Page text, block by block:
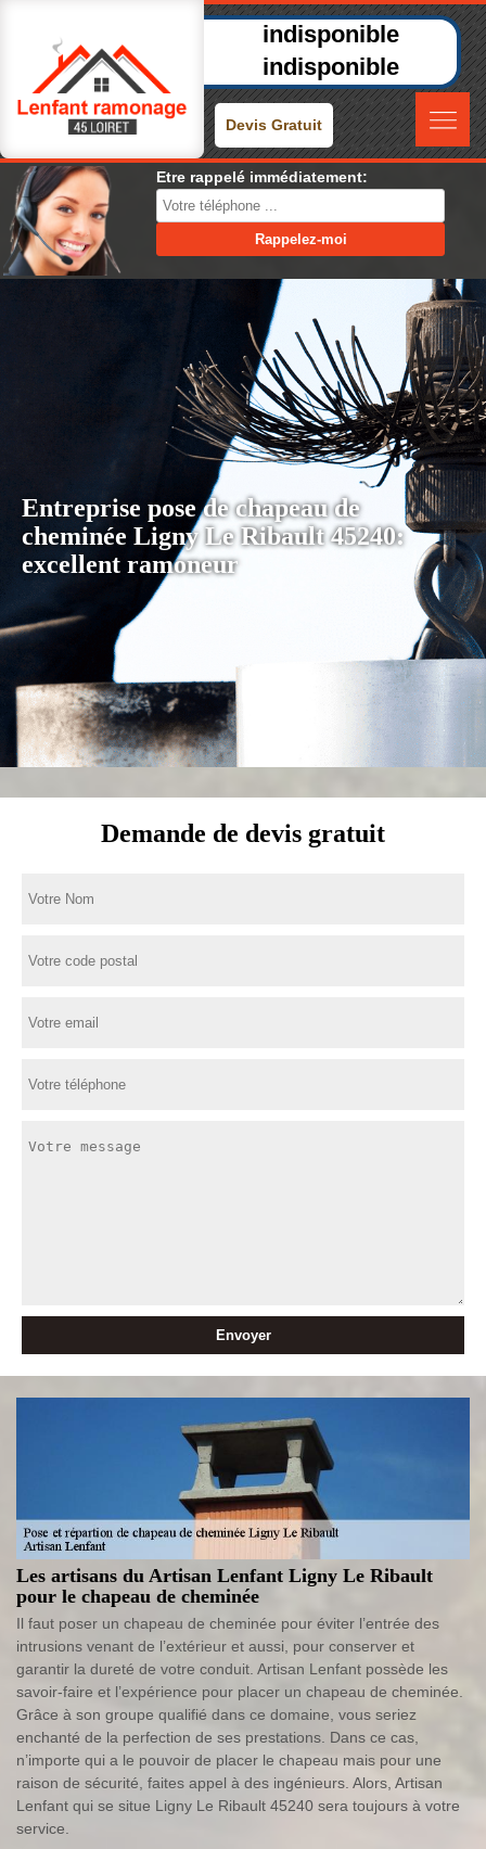
indisponible
indisponible
Devis Gratuit
Etre rappelé immédiatement:
Entreprise pose de chapeau de
cheminée Ligny Le Ribault 45240:
excellent ramoneur
Demande de devis gratuit
Les artisans du Artisan Lenfant Ligny Le Ribault
pour le chapeau de cheminée
Il faut poser un chapeau de cheminée pour éviter l’entrée des
intrusions venant de l’extérieur et aussi, pour conserver et
garantir la dureté de votre conduit. Artisan Lenfant possède les
savoir-faire et l’expérience pour placer un chapeau de cheminée.
Grâce à son groupe qualifié dans ce domaine, vous seriez
enchanté de la perfection de ses prestations. Dans ce cas,
n’importe qui a le pouvoir de placer le chapeau mais pour une
raison de sécurité, faites appel à des ingénieurs. Alors, Artisan
Lenfant qui se situe Ligny Le Ribault 45240 sera toujours à votre
service.